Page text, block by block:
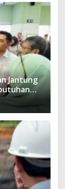
Jantung